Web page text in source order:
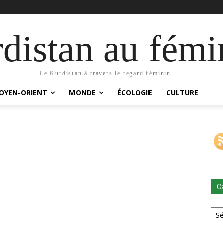
au
Le Kurdistan à travers le regard féminin
ORIENT MONDE ÉCOLOGIE CULTURE